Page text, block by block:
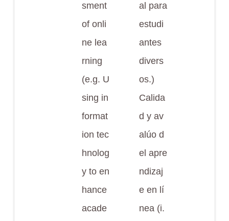
sment
of onli
ne lea
rning
(e.g. U
sing in
format
ion tec
hnolog
y to en
hance
acade
al para
estudi
antes
divers
os.)
Calida
d y av
alúo d
el apre
ndizaj
e en lí
nea (i.